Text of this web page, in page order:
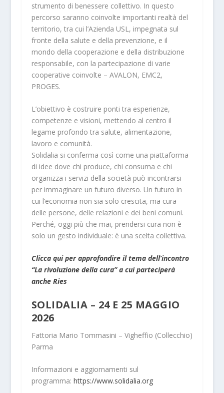
strumento di benessere collettivo. In questo
percorso saranno coinvolte importanti realtà del
territorio, tra cui l’Azienda USL, impegnata sul
fronte della salute e della prevenzione, e il
mondo della cooperazione e della distribuzione
responsabile, con la partecipazione di varie
cooperative coinvolte – AVALON, EMC2,
PROGES.
L’obiettivo è costruire ponti tra esperienze,
competenze e visioni, mettendo al centro il
legame profondo tra salute, alimentazione,
lavoro e comunità.
Solidalia si conferma così come una piattaforma
di idee dove chi produce, chi consuma e chi
organizza i servizi della società può incontrarsi
per immaginare un futuro diverso. Un futuro in
cui l’economia non sia solo crescita, ma cura
delle persone, delle relazioni e dei beni comuni.
Perché, oggi più che mai, prendersi cura non è
solo un gesto individuale: è una scelta collettiva.
Clicca qui per approfondire il tema dell’incontro
“La rivoluzione della cura” a cui parteciperà
anche Ries
SOLIDALIA – 24 E 25 MAGGIO
2026
Fattoria Mario Tommasini – Vigheffio (Collecchio)
Parma
Informazioni e aggiornamenti sul
programma: https://www.solidalia.org